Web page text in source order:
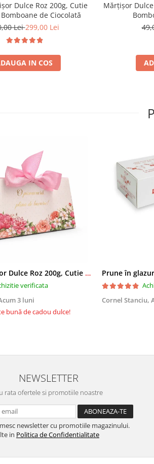
Dulce Roz 200g, Cutie
de Ciocolată
Lei299,00 Lei
IN COS
Mărțișor
Set 10 Mărțișor Dulce Roz 200g, Cutie Cadou cu Bomboane de Ciocolată
verificata
3 luni
bună de cadou dulce!
Prune în
Cornel Stanciu,
NEWSLETTER
rata ofertele si promotiile noastre
newsletter cu promotiile magazinului.
in Politica de Confidentialitate